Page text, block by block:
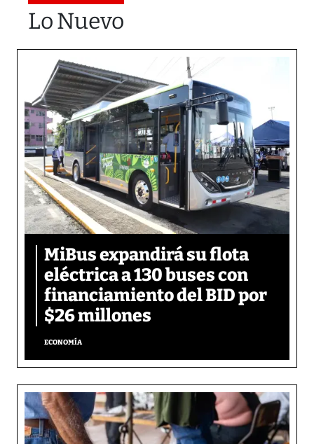
Lo Nuevo
MiBus expandirá su flota
eléctrica a 130 buses con
financiamiento del BID por
$26 millones
ECONOMÍA